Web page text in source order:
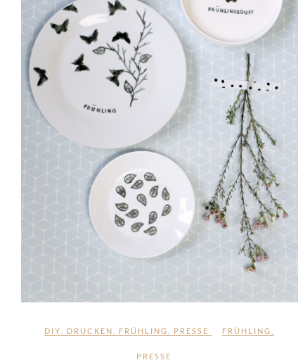
DIY DRUCKEN FRÜHLING PRESSE FRÜHLING
PRESSE